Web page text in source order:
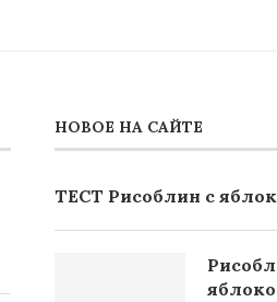
НОВОЕ НА САЙТЕ
ТЕСТ Рисоблин с